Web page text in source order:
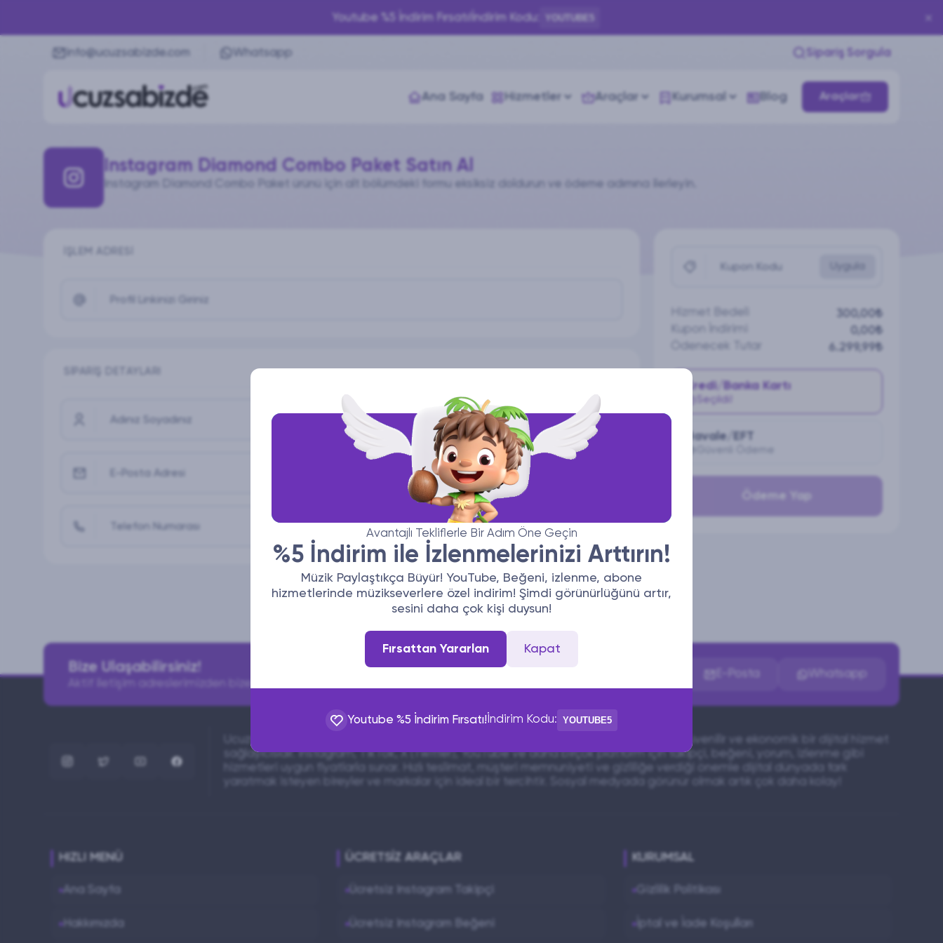
Avantajlı Tekliflerle Bir Adım Öne Geçin
%5 İndirim ile İzlenmelerinizi Arttırın!
Müzik Paylaştıkça Büyür! YouTube, Beğeni, izlenme, abone
hizmetlerinde müzikseverlere özel indirim! Şimdi görünürlüğünü artır,
sesini daha çok kişi duysun!
Fırsattan Yararlan Kapat
Youtube %5 İndirim Fırsatı! İndirim Kodu: YOUTUBE5
Youtube %5 İndirim Fırsatı! İndirim Kodu: YOUTUBE5
info@ucuzsabizde.com Whatsapp Sipariş Sorgula
Ana Sayfa Hizmetler Araçlar Kurumsal Blog Araçlar
Instagram Diamond Combo Paket Satın Al
Instagram Diamond Combo Paket ürünü için alt bölümdeki formu eksiksiz doldurun ve ödeme adımına ilerleyin.
İŞLEM ADRESI
Adınız Soyadınız
E-Posta Adresi
Telefon Numarası
Kupon Kodu
300,00₺
0,00₺
6.299,99₺
Kredi/Banka Kartı
Seçildi!
Havale/EFT
Ödeme Yap
Bize Ulaşabilirsiniz! Whatsapp
sağlayıcısıdır. Instagram, TikTok, X (Twitter), YouTube ve daha birçok platform için takipçi, beğeni, yorum, izlenme gibi
HIZLI MENÜ
Ana Sayfa
ÜCRETSIZ ARAÇLAR
Ücretsiz Instagram Takipçi
Ücretsiz Instagram Beğeni
KURUMSAL
Gizlilik Politikası
İptal ve İade Koşulları